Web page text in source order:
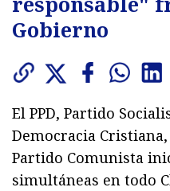
Gobierno
El PPD, Partido
Democracia
Partido Comunista
simultáneas en todo